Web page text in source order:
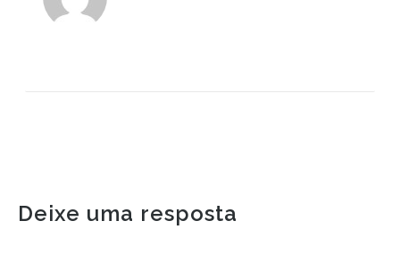
Deixe uma resposta